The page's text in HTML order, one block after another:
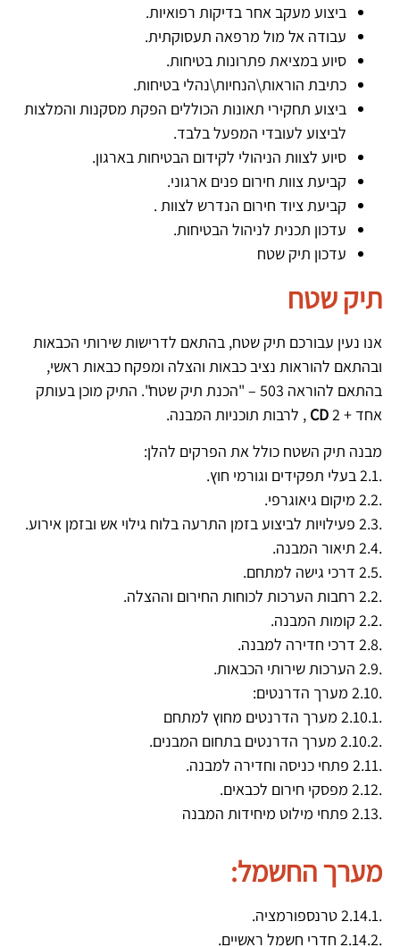
ביצוע מעקב אחר בדיקות רפואיות.
עבודה אל מול מרפאה תעסוקתית.
סיוע במציאת פתרונות בטיחות.
כתיבת הוראות\הנחיות\נהלי בטיחות.
ביצוע תחקירי תאונות הכוללים הפקת מסקנות והמלצות
לביצוע לעובדי המפעל בלבד.
סיוע לצוות הניהולי לקידום הבטיחות בארגון.
קביעת צוות חירום פנים ארגוני.
קביעת ציוד חירום הנדרש לצוות .
עדכון תכנית לניהול הבטיחות.
עדכון תיק שטח
תיק שטח
אנו נעין עבורכם תיק שטח, בהתאם לדרישות שירותי הכבאות
ובהתאם להוראות נציב כבאות והצלה ומפקח כבאות ראשי,
בהתאם להוראה 503 – "הכנת תיק שטח". התיק מוכן בעותק
אחד + 2
CD , לרבות תוכניות המבנה.
מבנה תיק השטח כולל את הפרקים להלן:
.2.1 בעלי תפקידים וגורמי חוץ.
.2.2 מיקום גיאוגרפי.
.2.3 פעילויות לביצוע בזמן התרעה בלוח גילוי אש ובזמן אירוע.
.2.4 תיאור המבנה.
.2.5 דרכי גישה למתחם.
.2.2 רחבות הערכות לכוחות החירום וההצלה.
.2.2 קומות המבנה.
.2.8 דרכי חדירה למבנה.
.2.9 הערכות שירותי הכבאות.
.2.10 מערך הדרנטים:
.2.10.1 מערך הדרנטים מחוץ למתחם
.2.10.2 מערך הדרנטים בתחום המבנים.
.2.11 פתחי כניסה וחדירה למבנה.
.2.12 מפסקי חירום לכבאים.
.2.13 פתחי מילוט מיחידות המבנה
מערך החשמל:
.2.14.1 טרנספורמציה.
.2.14.2 חדרי חשמל ראשיים.